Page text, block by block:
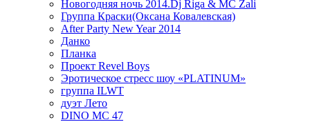
Новогодняя ночь 2014.Dj Riga & MC Zali
Группа Краски(Оксана Ковалевская)
After Party New Year 2014
Данко
Планка
Проект Revel Boys
Эротическое стресс шоу «PLATINUM»
группа ILWT
дуэт Лето
DINO MC 47